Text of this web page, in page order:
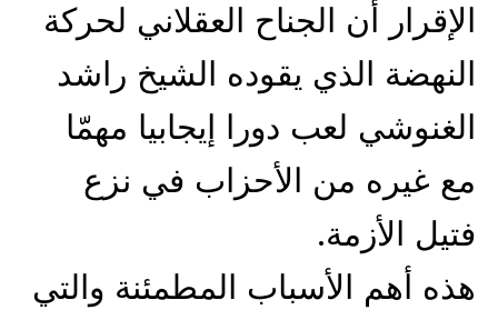
الإقرار أن الجناح العقلاني لحركة
النهضة الذي يقوده الشيخ راشد
الغنوشي لعب دورا إيجابيا مهمّا
مع غيره من الأحزاب في نزع
فتيل الأزمة.
هذه أهم الأسباب المطمئنة والتي